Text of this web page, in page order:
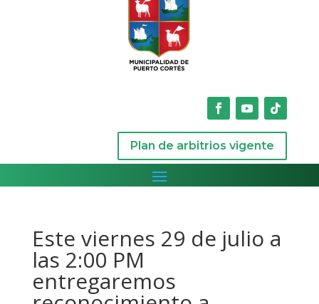
Plan de arbitrios vigente
Este viernes 29 de julio a
las 2:00 PM
entregaremos